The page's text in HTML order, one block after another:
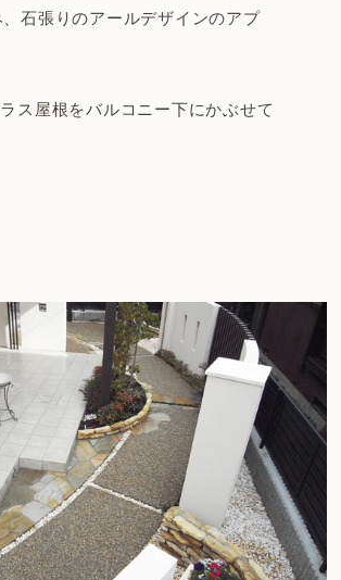
石張りのアールデザインのアプ
ス屋根をバルコニー下にかぶせて